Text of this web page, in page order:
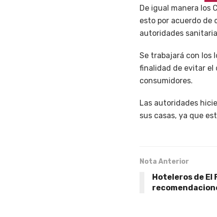
De igual manera los
esto por acuerdo de
autoridades
Se trabajará con los
finalidad de evitar el
consumidores.
Las autoridades
sus casas, ya que
Nota Anterior
Hoteleros de